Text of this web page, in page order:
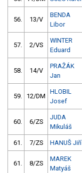
56. 13/V
BENDA
Libor
57. 2/VS
WINTER
Eduard
58. 14/V
PRAŽÁK
Jan
59. 12/DM
HLOBIL
Josef
60. 6/ZS
JUDA
Mikuláš
61. 7/ZS HANUŠ Jiří
61. 8/ZS
MAREK
Matyáš